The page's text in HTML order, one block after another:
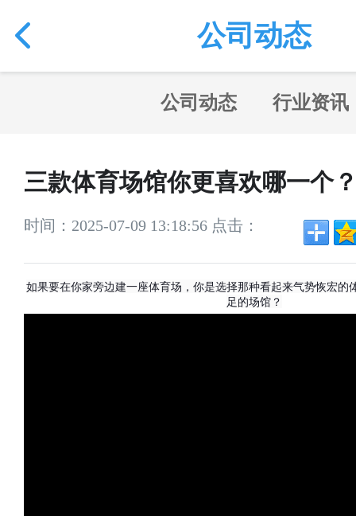
公司动态
公司动态 行业资讯
三款体育场馆你更喜欢哪一个
时间：2025-07-09 13:18:56 点击：
如果要在你家旁边建一座体育场，你是选择那种看起来气势恢宏的
足的场馆？